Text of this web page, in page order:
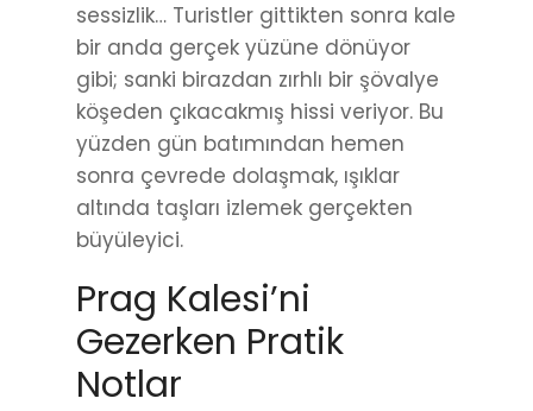
sessizlik… Turistler gittikten sonra kale
bir anda gerçek yüzüne dönüyor
gibi; sanki birazdan zırhlı bir şövalye
köşeden çıkacakmış hissi veriyor. Bu
yüzden gün batımından hemen
sonra çevrede dolaşmak, ışıklar
altında taşları izlemek gerçekten
büyüleyici.
Prag Kalesi’ni
Gezerken Pratik
Notlar